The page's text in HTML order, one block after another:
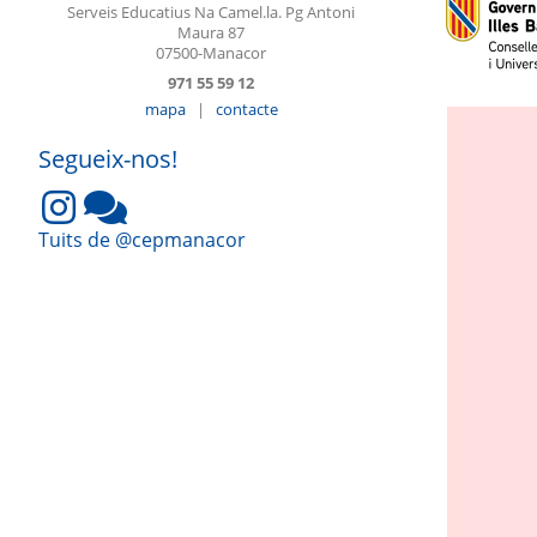
Serveis Educatius Na Camel.la. Pg Antoni
Maura 87
07500-Manacor
971 55 59 12
mapa
| contacte
Segueix-nos!
Tuits de @cepmanacor